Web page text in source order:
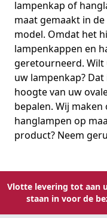
lampenkap of
maat gemaakt in
model. Omdat het
lampenkappen en
geretourneerd. Wilt
uw lampenkap?
hoogte van uw
bepalen. Wij maken
hanglampen op
product? Neem
Vlotte levering tot aan
staan in voor de